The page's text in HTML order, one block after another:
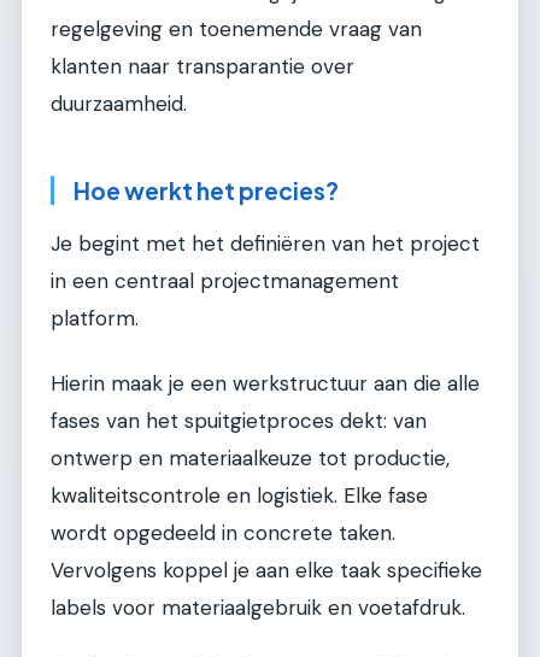
regelgeving en toenemende vraag van
klanten naar transparantie over
duurzaamheid.
Hoe werkt het precies?
Je begint met het definiëren van het project
in een centraal projectmanagement
platform.
Hierin maak je een werkstructuur aan die alle
fases van het spuitgietproces dekt: van
ontwerp en materiaalkeuze tot productie,
kwaliteitscontrole en logistiek. Elke fase
wordt opgedeeld in concrete taken.
Vervolgens koppel je aan elke taak specifieke
labels voor materiaalgebruik en voetafdruk.